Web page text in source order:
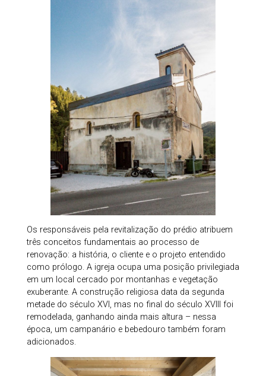
Os responsáveis pela revitalização do prédio atribuem
três conceitos fundamentais ao processo de
renovação: a história, o cliente e o projeto entendido
como prólogo. A igreja ocupa uma posição privilegiada
em um local cercado por montanhas e vegetação
exuberante. A construção religiosa data da segunda
metade do século XVI, mas no final do século XVIII foi
remodelada, ganhando ainda mais altura – nessa
época, um campanário e bebedouro também foram
adicionados.